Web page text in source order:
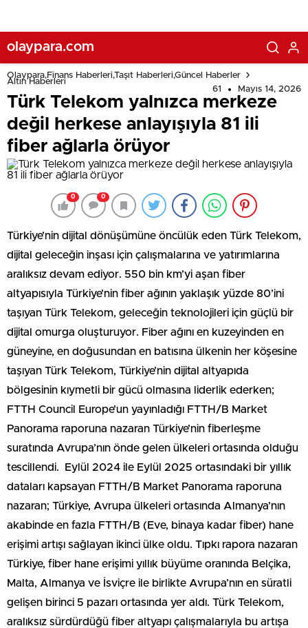
olaypara.com
Olaypara,Finans Haberleri,Taşıt Haberleri,Güncel Haberler
Altın Haberleri
61
Mayıs 14, 2026
Türk Telekom yalnızca merkeze
değil herkese anlayışıyla 81 ili
fiber ağlarla örüyor
0 0
Türkiye’nin dijital dönüşümüne öncülük eden Türk Telekom,
dijital geleceğin inşası için çalışmalarına ve yatırımlarına
aralıksız devam ediyor. 550 bin km’yi aşan fiber
altyapısıyla Türkiye’nin fiber ağının yaklaşık yüzde 80’ini
taşıyan Türk Telekom, geleceğin teknolojileri için güçlü bir
dijital omurga oluşturuyor. Fiber ağını en kuzeyinden en
güneyine, en doğusundan en batısına ülkenin her köşesine
taşıyan Türk Telekom, Türkiye’nin dijital altyapıda
bölgesinin kıymetli bir gücü olmasına liderlik ederken;
FTTH Council Europe’un yayınladığı FTTH/B Market
Panorama raporuna nazaran Türkiye’nin fiberleşme
suratında Avrupa’nın önde gelen ülkeleri ortasında olduğu
tescillendi. Eylül 2024 ile Eylül 2025 ortasındaki bir yıllık
dataları kapsayan FTTH/B Market Panorama raporuna
nazaran; Türkiye, Avrupa ülkeleri ortasında Almanya’nın
akabinde en fazla FTTH/B (Eve, binaya kadar fiber) hane
erişimi artışı sağlayan ikinci ülke oldu. Tıpkı rapora nazaran
Türkiye, fiber hane erişimi yıllık büyüme oranında Belçika,
Malta, Almanya ve İsviçre ile birlikte Avrupa’nın en süratli
gelişen birinci 5 pazarı ortasında yer aldı. Türk Telekom,
aralıksız sürdürdüğü fiber altyapı çalışmalarıyla bu artışa